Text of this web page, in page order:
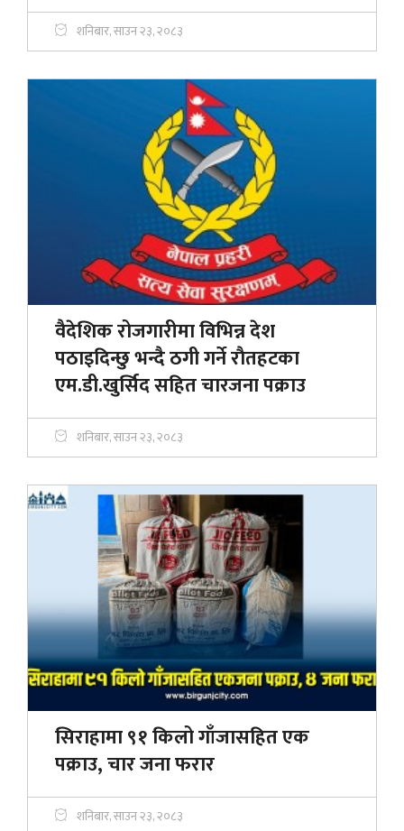
शनिबार, साउन २३, २०८३
वैदेशिक रोजगारीमा विभिन्न देश
पठाइदिन्छु भन्दै ठगी गर्ने राैतहटका
एम.डी.खुर्सिद सहित चारजना पक्राउ
शनिबार, साउन २३, २०८३
सिराहामा ९१ किलो गाँजासहित एक
पक्राउ, चार जना फरार
शनिबार, साउन २३, २०८३